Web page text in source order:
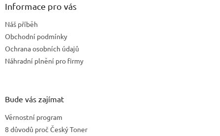
Informace pro vás
Náš příběh
Obchodní podmínky
Ochrana osobních údajů
Náhradní plnění pro firmy
Bude vás zajímat
Věrnostní program
8 důvodů proč Český Toner